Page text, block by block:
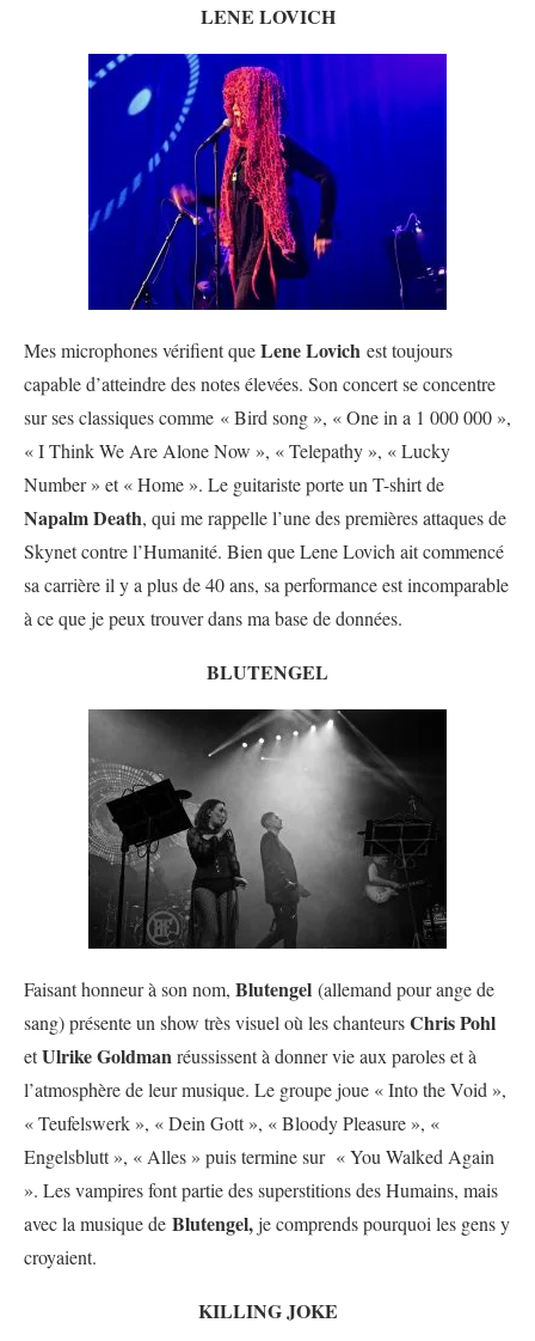
LENE LOVICH
Mes microphones vérifient queLene Lovich est toujours
capable d’atteindre des notes élevées. Son concert se concentre
sur ses classiques comme « Bird song », « One in a 1 000 000 »,
« I Think We Are Alone Now », « Telepathy », « Lucky
Number » et « Home ». Le guitariste porte un T-shirt de
Napalm Death, qui me rappelle l’une des premières attaques de
Skynet contre l’Humanité. Bien que Lene Lovich ait commencé
sa carrière il y a plus de 40 ans, sa performance est incomparable
à ce que je peux trouver dans ma base de données.
BLUTENGEL
Faisant honneur à son nom, Blutengel (allemand pour ange de
sang) présente un show très visuel où les chanteursChris Pohl
etUlrike Goldmanréussissent à donner vie aux paroles et à
l’atmosphère de leur musique. Le groupe joue « Into the Void »,
« Teufelswerk », « Dein Gott », « Bloody Pleasure », «
Engelsblutt », « Alles » puis termine sur « You Walked Again
». Les vampires font partie des superstitions des Humains, mais
avec la musique de Blutengel,je comprends pourquoi les gens y
croyaient.
KILLING JOKE